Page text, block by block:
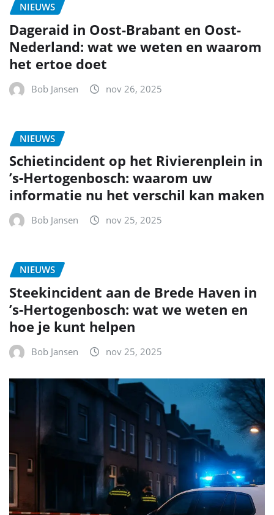
NIEUWS
Dageraid in Oost-Brabant en Oost-
Nederland: wat we weten en waarom
het ertoe doet
Bob Jansen nov 26, 2025
NIEUWS
Schietincident op het Rivierenplein in
’s‑Hertogenbosch: waarom uw
informatie nu het verschil kan maken
Bob Jansen nov 25, 2025
NIEUWS
Steekincident aan de Brede Haven in
’s‑Hertogenbosch: wat we weten en
hoe je kunt helpen
Bob Jansen nov 25, 2025